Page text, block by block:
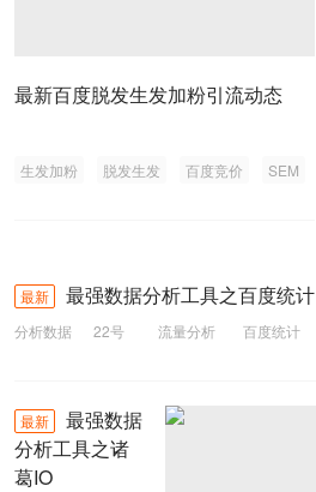
最新百度脱发生发加粉引流动态
生发加粉 脱发生发 百度竞价 SEM
最新 最强数据分析工具之百度统计
分析数据 22号 流量分析
百度统计
最新
最强数据
分析工具之诸
葛IO